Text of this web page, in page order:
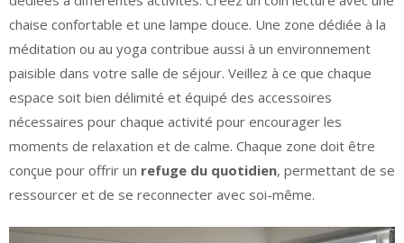
chaise confortable et une lampe douce. Une zone dédiée à la
méditation ou au yoga contribue aussi à un environnement
paisible dans votre salle de séjour. Veillez à ce que chaque
espace soit bien délimité et équipé des accessoires
nécessaires pour chaque activité pour encourager les
moments de relaxation et de calme. Chaque zone doit être
conçue pour offrir un refuge du quotidien, permettant de se
ressourcer et de se reconnecter avec soi-même.